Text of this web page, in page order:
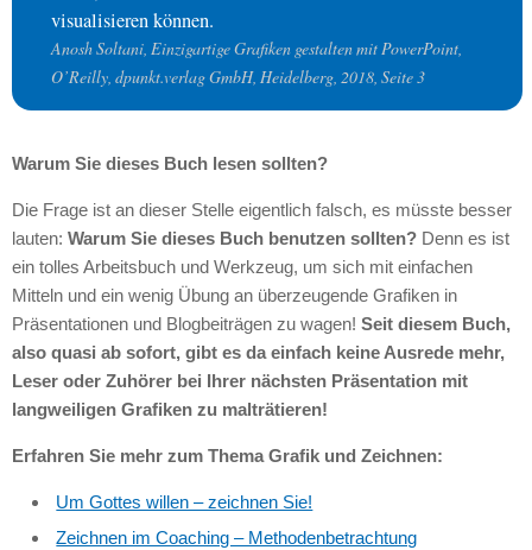
visualisieren können.
Anosh Soltani, Einzigartige Grafiken gestalten mit PowerPoint,
O’Reilly, dpunkt.verlag GmbH, Heidelberg, 2018, Seite 3
Warum Sie dieses Buch lesen sollten?
Die Frage ist an dieser Stelle eigentlich falsch, es müsste besser
lauten: Warum Sie dieses Buch benutzen sollten?Denn es ist
ein tolles Arbeitsbuch und Werkzeug, um sich mit einfachen
Mitteln und ein wenig Übung an überzeugende Grafiken in
Präsentationen und Blogbeiträgen zu wagen! Seit diesem Buch,
also quasi ab sofort, gibt es da einfach keine Ausrede mehr,
Leser oder Zuhörer bei Ihrer nächsten Präsentation mit
langweiligen Grafiken zu malträtieren!
Erfahren Sie mehr zum Thema Grafik und Zeichnen:
Um Gottes willen – zeichnen Sie!
Zeichnen im Coaching – Methodenbetrachtung